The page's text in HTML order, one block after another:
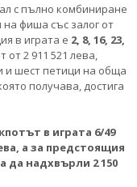
с пълно комбиниране
фиша със залог от
в играта е 2, 8, 16, 23,
от 2 911 521 лева,
и шест петици на обща
получава, достига
в играта 6/49
а за предстоящия
да надхвърли 2 150